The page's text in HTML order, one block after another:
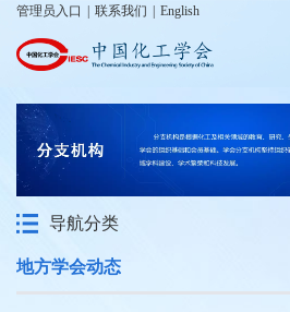
管理员入口 联系我们 English
导航分类
地方学会动态